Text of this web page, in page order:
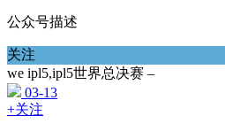
公众号描述
关注
we ipl5,ipl5世界总决赛 –
03-13
+关注